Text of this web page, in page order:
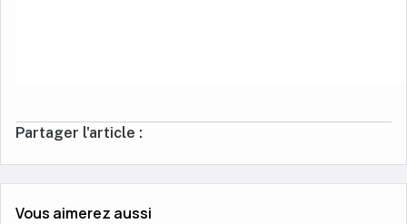
Partager l'article :
Vous aimerez aussi